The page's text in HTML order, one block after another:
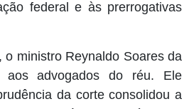
federal e às prerrogativas
ministro Reynaldo Soares da
aos advogados do réu. Ele
da corte consolidou a